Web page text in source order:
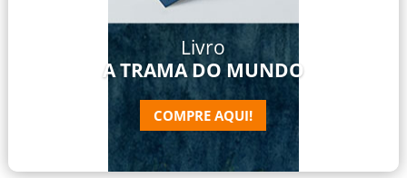
Livro
A TRAMA DO MUNDO
COMPRE AQUI!